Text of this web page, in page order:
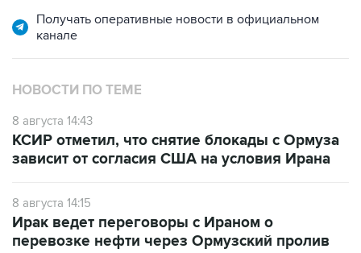
Получать оперативные новости в официальном
канале
НОВОСТИ ПО ТЕМЕ
8 августа 14:43
КСИР отметил, что снятие блокады с Ормуза
зависит от согласия США на условия Ирана
8 августа 14:15
Ирак ведет переговоры с Ираном о
перевозке нефти через Ормузский пролив